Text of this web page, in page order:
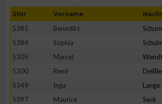
Stnr Vorname
5385 Benedikt
5384
Sophia
5305
Marcel
5300
René
5349
Inga Lange
5397
Maurice Seck